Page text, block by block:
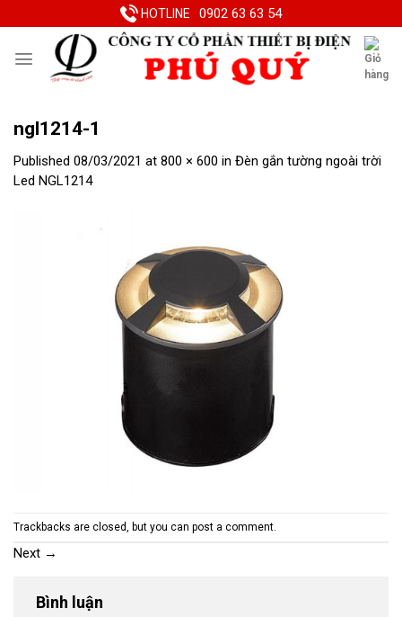
to
HOTLINE 0902 63 63 54
ngl1214-1
Published 08/03/2021 at 800 × 600 in Đèn gắn tường ngoài trời
Led NGL1214
Trackbacks are closed, but you can post a comment.
Next →
Bình luận